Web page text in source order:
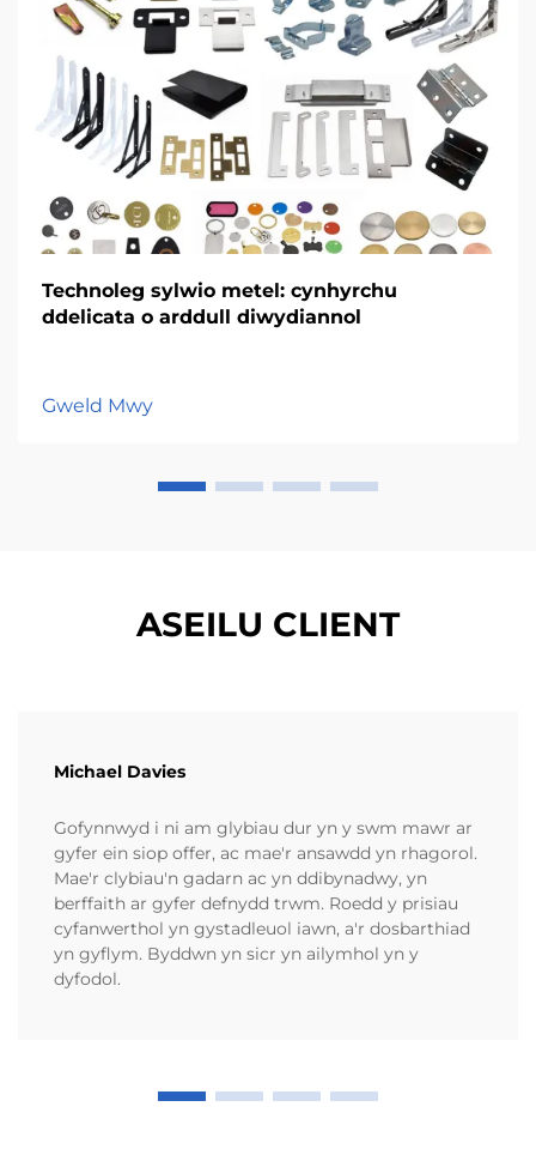
Technoleg sylwio metel: cynhyrchu
ddelicata o arddull diwydiannol
Gweld Mwy
ASEILU CLIENT
Michael Davies
Gofynnwyd i ni am glybiau dur yn y swm mawr ar
gyfer ein siop offer, ac mae'r ansawdd yn rhagorol.
Mae'r clybiau'n gadarn ac yn ddibynadwy, yn
berffaith ar gyfer defnydd trwm. Roedd y prisiau
cyfanwerthol yn gystadleuol iawn, a'r dosbarthiad
yn gyflym. Byddwn yn sicr yn ailymhol yn y
dyfodol.